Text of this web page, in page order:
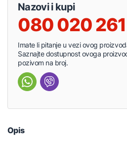
Nazovi i kupi
080 020 261
Imate li pitanje u vezi ovog
Saznajte dostupnost ovoga
pozivom na broj.
Opis